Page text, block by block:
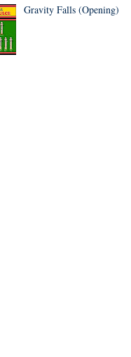
Gravity Falls (Opening)